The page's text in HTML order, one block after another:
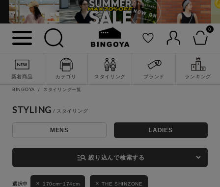
0
新着商品 カテゴリ スタイリング ブランド ランキング
詳細検索
キーワード
性別
BINGOYA スタイリング一覧
STYLING
MENS LADIES
manage_search 絞り込んで検索する
170cm~174cm THE SHINZONE